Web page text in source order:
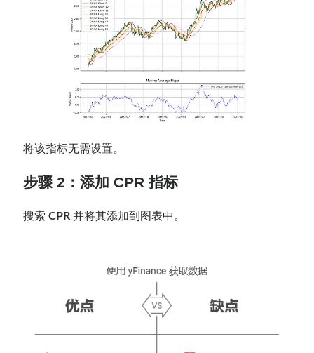
将该指标无需设置。
步骤 2：添加 CPR 指标
搜索CPR并将其添加到图表中。